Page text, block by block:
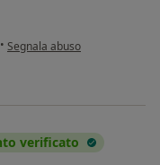
• secondo l'opinione dell'utente
Segnala abuso
verificato